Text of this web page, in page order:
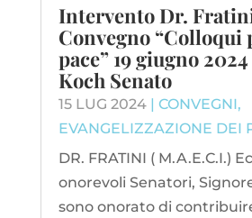
Intervento Dr.
Convegno “Colloqui
pace” 19 giugno
Koch Senato
15 LUG 2024| CONVEGNI,
EVANGELIZZAZIONE DEI
DR. FRATINI ( M.A.E.C.I.)
onorevoli Senatori,
sono onorato di